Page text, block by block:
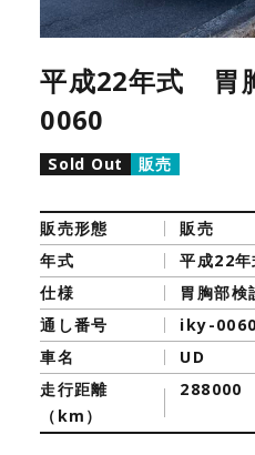
平成22年式 胃
0060
Sold Out 販売
販売形態
販売
年式
平成22年
仕様
胃胸部検
通し番号
iky-0060
車名
UD
走行距離
（km）
288000